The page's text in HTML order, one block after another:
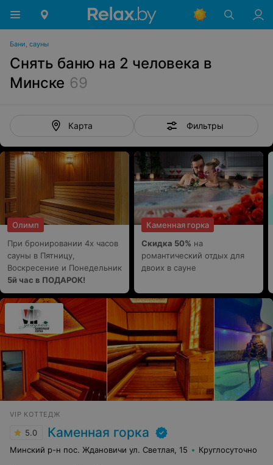
Бани, сауны
Снять баню на 2 человека в
Минске 69
Карта Фильтры
Олимп
При бронировании 4х часов
сауны в Пятницу,
Воскресение и Понедельник
5й час в ПОДАРОК!
Каменная горка
Скидка 50% на
романтический отдых для
двоих в сауне
VIP КОТТЕДЖ
5.0 Каменная горка
Минский р-н пос. Ждановичи ул. Светлая, 15 Круглосуточно